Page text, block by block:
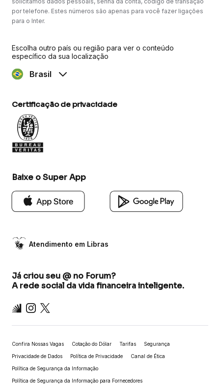
por telefone. Estes números são apenas para você fazer ligações
para o Inter.
Escolha outro país ou região para ver o conteúdo
específico da sua localização
Brasil
Certificação de privacidade
Baixe o Super App
Atendimento em Libras
Já criou seu @ no Forum?
A rede social da vida financeira inteligente.
Inter Instagram
X
Confira Nossas Vagas Cotação do Dólar Tarifas Segurança
Privacidade de Dados Política de Privacidade Canal de Ética
Política de Segurança da Informação
Política de Segurança da Informação para Fornecedores